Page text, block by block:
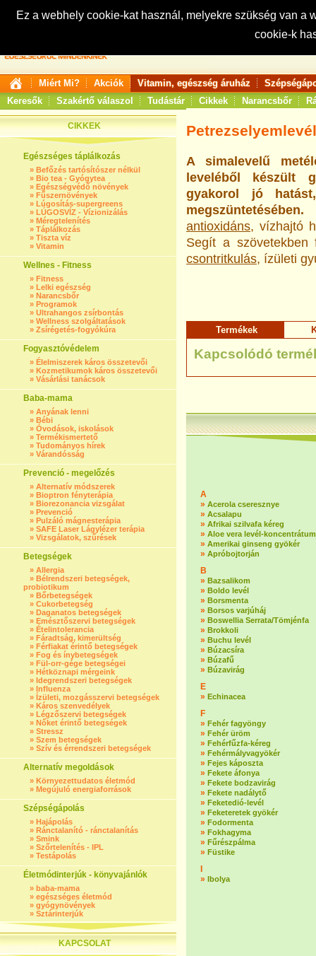
Ez a webhely cookie-kat használ, melyekre szükség van
cookie-k
Keresés:
Miért Mi? Akciók Vitamin, egészség áruház
Keresők
Szakértő válaszol Tudástár Cikkek Narancsbőr
CIKKEK
Egészséges táplálkozás
» Befőzés tartósítószer nélkül
» Bio tea - Gyógytea
» Egészségvédő növények
» Fűszernövények
» Lúgosítás-supergreens
» LÚGOSVÍZ - Vízionizálás
» Méregtelenítés
» Táplálkozás
» Tiszta víz
» Vitamin
Wellnes - Fitness
» Fitness
» Lelki egészség
» Narancsbőr
» Programok
» Ultrahangos zsírbontás
» Wellness szolgáltatások
» Zsírégetés-fogyókúra
Fogyasztóvédelem
» Élelmiszerek káros összetevői
» Kozmetikumok káros összetevői
» Vásárlási tanácsok
Baba-mama
» Anyának lenni
» Bébi
» Óvodások, iskolások
» Termékismertető
» Tudományos hírek
» Várandósság
Prevenció - megelőzés
» Alternatív módszerek
» Bioptron fényterápia
» Biorezonancia vizsgálat
» Prevenció
» Pulzáló mágnesterápia
» SAFE Laser Lágylézer terápia
» Vizsgálatok, szűrések
Betegségek
» Allergia
» Bélrendszeri betegségek,
probiotikum
» Bőrbetegségek
» Cukorbetegség
» Daganatos betegségek
» Emésztőszervi betegségek
» Ételintolerancia
» Fáradtság, kimerültség
» Férfiakat érintő betegségek
» Fog és ínybetegségek
» Fül-orr-gége betegségei
» Hétköznapi mérgeink
» Idegrendszeri betegségek
» Influenza
» Ízületi, mozgásszervi betegségek
» Káros szenvedélyek
» Légzőszervi betegségek
» Nőket érintő betegségek
» Stressz
» Szem betegségek
» Szív és érrendszeri betegségek
Alternatív megoldások
» Környezettudatos életmód
» Megújuló energiaforrások
Szépségápolás
» Hajápolás
» Ránctalanító - ránctalanítás
» Smink
» Szőrtelenítés - IPL
» Testápolás
Életmódinterjúk - könyvajánlók
» baba-mama
» egészséges életmód
» gyógynövények
» Sztárinterjúk
KAPCSOLAT
Petrezselyemlevél
A simalevelű
leveléből készült
gyakorol jó
antioxidáns, vízhajtó
Segít a szövetekben
csontritkulás, ízületi
Termékek
Kapcsolódó
A
» Acerola cseresznye
» Acsalapu
» Afrikai szilvafa kéreg
» Aloe vera levél-koncentrátum
» Amerikai ginseng gyökér
» Apróbojtorján
B
» Bazsalikom
» Boldo levél
» Borsmenta
» Borsos varjúháj
» Boswellia Serrata/Tömjénfa
» Brokkoli
» Buchu levél
» Búzacsíra
» Búzafű
» Búzavirág
E
» Echinacea
F
» Fehér fagyöngy
» Fehér üröm
» Fehérfűzfa-kéreg
» Fehérmályvagyökér
» Fejes káposzta
» Fekete áfonya
» Fekete bodzavirág
» Fekete nadálytő
» Feketedió-levél
» Feketeretek gyökér
» Fodormenta
» Fokhagyma
» Fűrészpálma
» Füstike
» Ibolya